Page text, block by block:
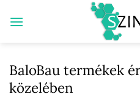
BaloBau termékek
közelében